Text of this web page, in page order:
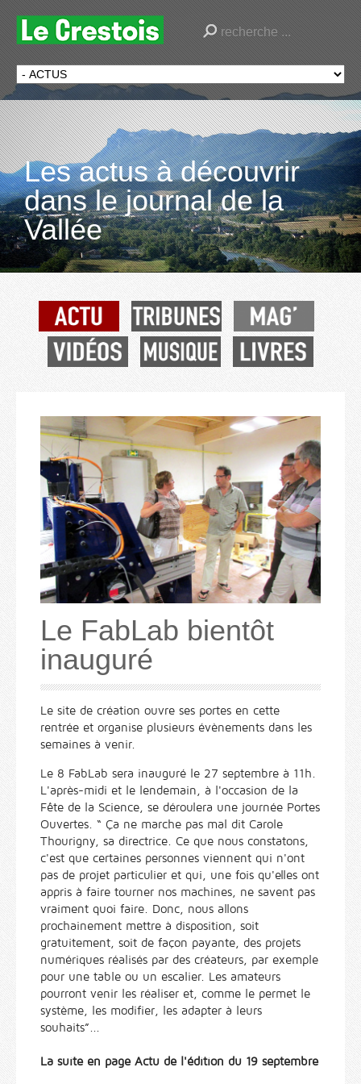
Les actus à découvrir
dans le journal de la
Vallée
Le FabLab bientôt
inauguré
Le site de création ouvre ses portes en cette
rentrée et organise plusieurs évènements dans les
semaines à venir.
Le 8 FabLab sera inauguré le 27 septembre à 11h.
L'après-midi et le lendemain, à l'occasion de la
Fête de la Science, se déroulera une journée Portes
Ouvertes. “ Ça ne marche pas mal dit Carole
Thourigny, sa directrice. Ce que nous constatons,
c'est que certaines personnes viennent qui n'ont
pas de projet particulier et qui, une fois qu'elles ont
appris à faire tourner nos machines, ne savent pas
vraiment quoi faire. Donc, nous allons
prochainement mettre à disposition, soit
gratuitement, soit de façon payante, des projets
numériques réalisés par des créateurs, par exemple
pour une table ou un escalier. Les amateurs
pourront venir les réaliser et, comme le permet le
système, les modifier, les adapter à leurs
souhaits”...
La suite en page Actu de l'édition du 19 septembre